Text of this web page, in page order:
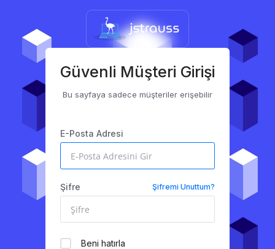
Güvenli Müşteri Girişi
Bu sayfaya sadece müşteriler erişebilir
E-Posta Adresi
Şifre Şifremi Unuttum?
Beni hatırla